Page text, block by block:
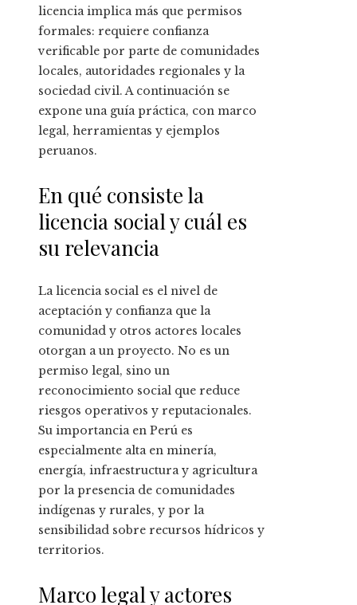
licencia implica más que permisos
formales: requiere confianza
verificable por parte de comunidades
locales, autoridades regionales y la
sociedad civil. A continuación se
expone una guía práctica, con marco
legal, herramientas y ejemplos
peruanos.
En qué consiste la
licencia social y cuál es
su relevancia
La licencia social es el nivel de
aceptación y confianza que la
comunidad y otros actores locales
otorgan a un proyecto. No es un
permiso legal, sino un
reconocimiento social que reduce
riesgos operativos y reputacionales.
Su importancia en Perú es
especialmente alta en minería,
energía, infraestructura y agricultura
por la presencia de comunidades
indígenas y rurales, y por la
sensibilidad sobre recursos hídricos y
territorios.
Marco legal y actores